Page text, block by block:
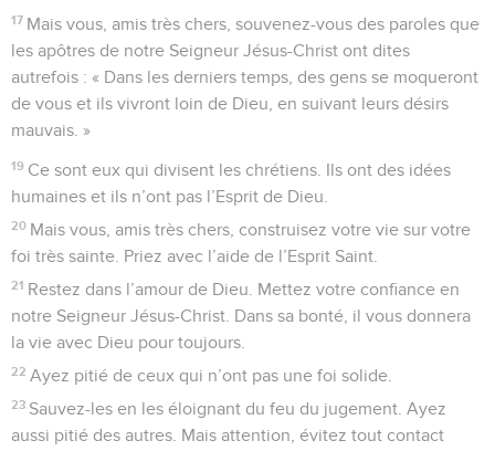
17 Mais vous, amis très chers, souvenez-vous des paroles que
les apôtres de notre Seigneur Jésus-Christ ont dites
autrefois : « Dans les derniers temps, des gens se moqueront
de vous et ils vivront loin de Dieu, en suivant leurs désirs
mauvais. »
19 Ce sont eux qui divisent les chrétiens. Ils ont des idées
humaines et ils n’ont pas l’Esprit de Dieu.
20 Mais vous, amis très chers, construisez votre vie sur votre
foi très sainte. Priez avec l’aide de l’Esprit Saint.
21 Restez dans l’amour de Dieu. Mettez votre confiance en
notre Seigneur Jésus-Christ. Dans sa bonté, il vous donnera
la vie avec Dieu pour toujours.
22 Ayez pitié de ceux qui n’ont pas une foi solide.
23 Sauvez-les en les éloignant du feu du jugement. Ayez
aussi pitié des autres. Mais attention, évitez tout contact